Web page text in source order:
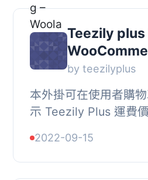
Teezily
by teezilyplus
本外掛可在使用者購
示 Teezily Plus 運費
WooCommerce 顯示
與最終價格略有...
2022-09-15